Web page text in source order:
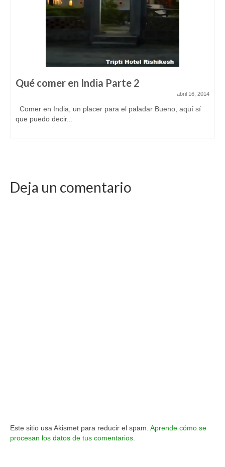
Qué comer en India Parte 2
abril 16, 2014
Comer en India, un placer para el paladar Bueno, aquí sí
que puedo decir...
Deja un comentario
Este sitio usa Akismet para reducir el spam. Aprende cómo se
procesan los datos de tus comentarios.